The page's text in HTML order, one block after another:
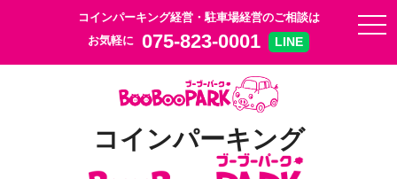
コインパーキング経営・駐車場経営のご相談は
お気軽に 075-823-0001 LINE
コインパーキング